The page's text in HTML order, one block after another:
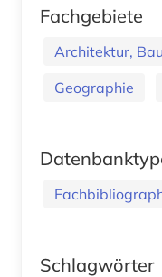
Fachgebiete
Architektur,
Geographie
Schlagwörter